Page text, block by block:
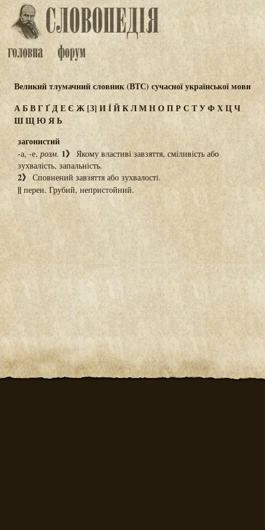
Великий тлумачний словник (ВТС) сучасної української мови
АБВГҐДЕЄ Ж[З] ИЇЙКЛМНОПР СТУФХЦЧ
ШЩЮЯЬ
загонистий
-а, -е,розм. 1》 Якому властиві завзяття, сміливість або
зухвалість, запальність.
2》 Сповнений завзяття або зухвалості.
|| перен. Грубий, непристойний.